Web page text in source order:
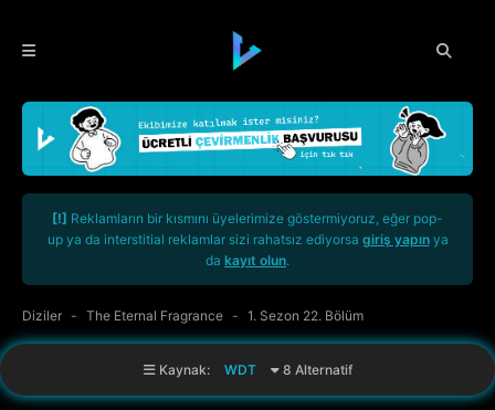
[!] Reklamların bir kısmını üyelerimize göstermiyoruz, eğer pop-
up ya da interstitial reklamlar sizi rahatsız ediyorsa giriş yapınya
da kayıt olun.
Diziler The Eternal Fragrance 1. Sezon 22. Bölüm
Kaynak: WDT 8 Alternatif